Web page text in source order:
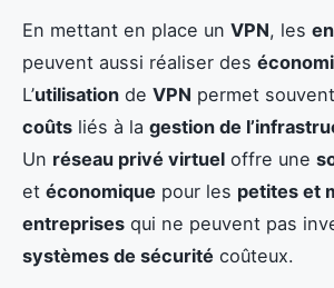
En mettant en place un VPN, les
peuvent aussi réaliser des
L’utilisation de VPN permet
coûts liés à la gestion de
Un réseau privé virtuel offre une
et économique pour les petites et
entreprises qui ne peuvent pas
systèmes de sécurité coûteux.